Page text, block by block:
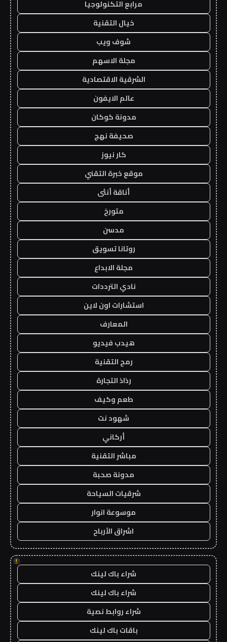
مرابع التكنولوجيا
خيال التقنية
شوف ويب
مجلة الاسهم
الشرقية الاقتصادية
عالم الايفون
مدونة كوكان
صحيفة نهج
كار نيوز
موقع خبرة التقني
أناقة أنثى
متورخ
مدسن
روتانا تسويق
مجلة الابداع
نادي الترددات
استشارات اون لاين
المعارف
هيدب فيديو
رمح التقنية
رذاذ التجارة
طعم وكيف
شهود نت
أركاني
مباشر التقنية
مدونة صحبة
شرقيات السياحة
موسوعة انوار
اشراق الأرباح
!
شراء باك لينك
شراء باك لينك
شراء روابط نصية
باقات باك لينك